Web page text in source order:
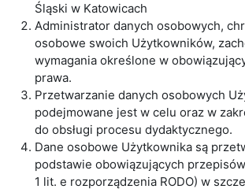
Śląski w Katowicach
Administrator danych osobowych,
osobowe swoich Użytkowników,
wymagania określone w
prawa.
Przetwarzanie danych osobowych
podejmowane jest w celu oraz w
do obsługi procesu dydaktycznego.
Dane osobowe Użytkownika są
podstawie obowiązujących
1 lit. e rozporządzenia RODO) w